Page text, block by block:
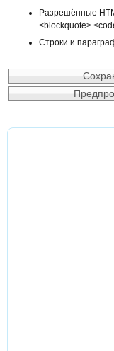
Разрешённые
<blockquote>
Строки и